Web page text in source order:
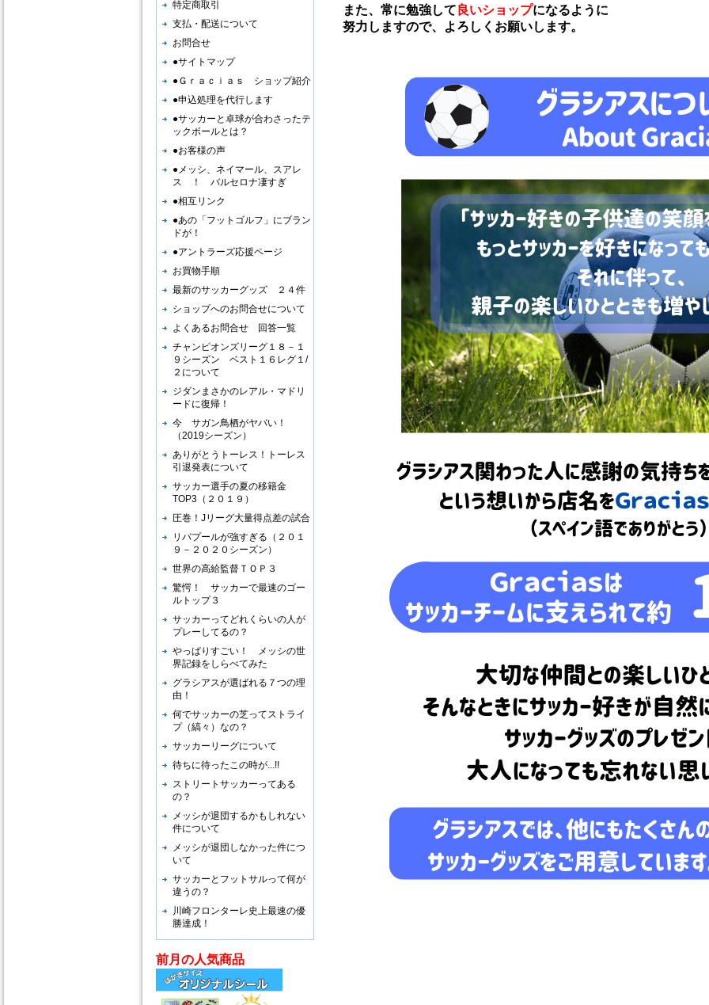
特定商取引
支払・配送について
お問合せ
●サイトマップ
●Ｇｒａｃｉａｓ ショップ紹介
●申込処理を代行します
●サッカーと卓球が合わさったテ
ックボールとは？
●お客様の声
●メッシ、ネイマール、スアレ
ス ！ バルセロナ凄すぎ
●相互リンク
●あの「フットゴルフ」にブラン
ドが！
●アントラーズ応援ページ
お買物手順
最新のサッカーグッズ ２４件
ショップへのお問合せについて
よくあるお問合せ 回答一覧
チャンピオンズリーグ１８－１
９シーズン ベスト１６レグ１/
２について
ジダンまさかのレアル・マドリ
ードに復帰！
今 サガン鳥栖がヤバい！
（2019シーズン）
ありがとうトーレス！トーレス
引退発表について
サッカー選手の夏の移籍金
TOP3（２０１９）
圧巻！Jリーグ大量得点差の試合
リバプールが強すぎる（２０１
９－２０２０シーズン）
世界の高給監督ＴＯＰ３
驚愕！ サッカーで最速のゴー
ルトップ３
サッカーってどれくらいの人が
プレーしてるの？
やっぱりすごい！ メッシの世
界記録をしらべてみた
グラシアスが選ばれる７つの理
由！
何でサッカーの芝ってストライ
プ（縞々）なの？
サッカーリーグについて
待ちに待ったこの時が...!!
ストリートサッカーってある
の？
メッシが退団するかもしれない
件について
メッシが退団しなかった件につ
いて
サッカーとフットサルって何が
違うの？
川崎フロンターレ史上最速の優
勝達成！
前月の人気商品
また、常に勉強して 良いショップになるように
努力しますので、よろしくお願いします。